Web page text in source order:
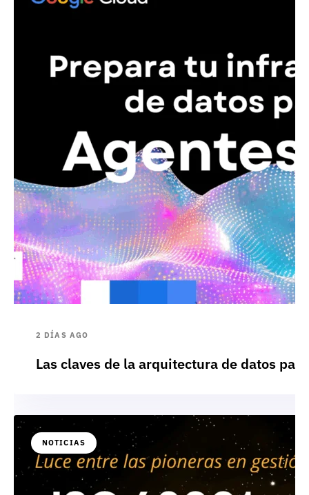
2 DÍAS AGO
Las claves de la arquitectura de datos
NOTICIAS